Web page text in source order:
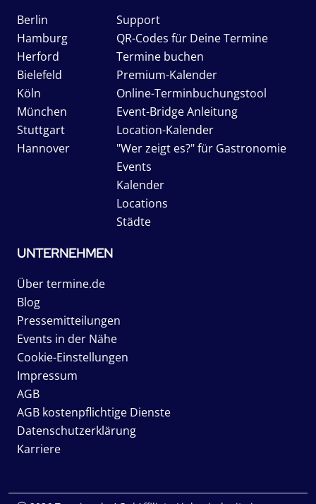
Berlin
Hamburg
Herford
Bielefeld
Köln
München
Stuttgart
Hannover
Support
QR-Codes für Deine Termine
Termine buchen
Premium-Kalender
Online-Terminbuchungstool
Event-Bridge Anleitung
Location-Kalender
"Wer zeigt es?" für Gastronomie
Events
Kalender
Locations
Städte
UNTERNEHMEN
Über termine.de
Blog
Pressemitteilungen
Events in der Nähe
Cookie-Einstellungen
Impressum
AGB
AGB kostenpflichtige Dienste
Datenschutzerklärung
Karriere